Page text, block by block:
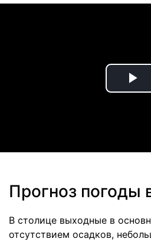
Прогноз погоды
В столице выходные в
отсутствием осадков,